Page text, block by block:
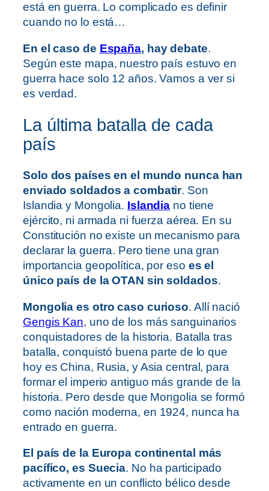
está en guerra. Lo complicado es definir
cuando no lo está…
En el caso de España, hay debate.
Según este mapa, nuestro país estuvo en
guerra hace solo 12 años. Vamos a ver si
es verdad.
La última batalla de cada
país
Solo dos países en el mundo nunca han
enviado soldados a combatir. Son
Islandia y Mongolia. Islandia no tiene
ejército, ni armada ni fuerza aérea. En su
Constitución no existe un mecanismo para
declarar la guerra. Pero tiene una gran
importancia geopolítica, por eso es el
único país de la OTAN sin soldados.
Mongolia es otro caso curioso. Allí nació
Gengis Kan, uno de los más sanguinarios
conquistadores de la historia. Batalla tras
batalla, conquistó buena parte de lo que
hoy es China, Rusia, y Asia central, para
formar el imperio antiguo más grande de la
historia. Pero desde que Mongolia se formó
como nación moderna, en 1924, nunca ha
entrado en guerra.
El país de la Europa continental más
pacífico, es Suecia. No ha participado
activamente en un conflicto bélico desde